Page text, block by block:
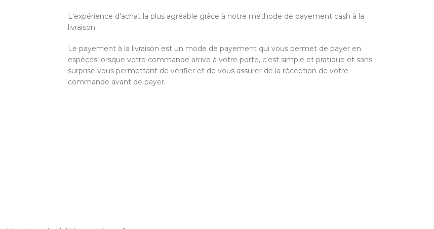
L'expérience d'achat la plus agréable grâce à notre méthode de payement cash à la
livraison.
Le payement à la livraison est un mode de payement qui vous permet de payer en
espèces lorsque votre commande arrive à votre porte, c'est simple et pratique et sans
surprise vous permettant de vérifier et de vous assurer de la réception de votre
commande avant de payer.